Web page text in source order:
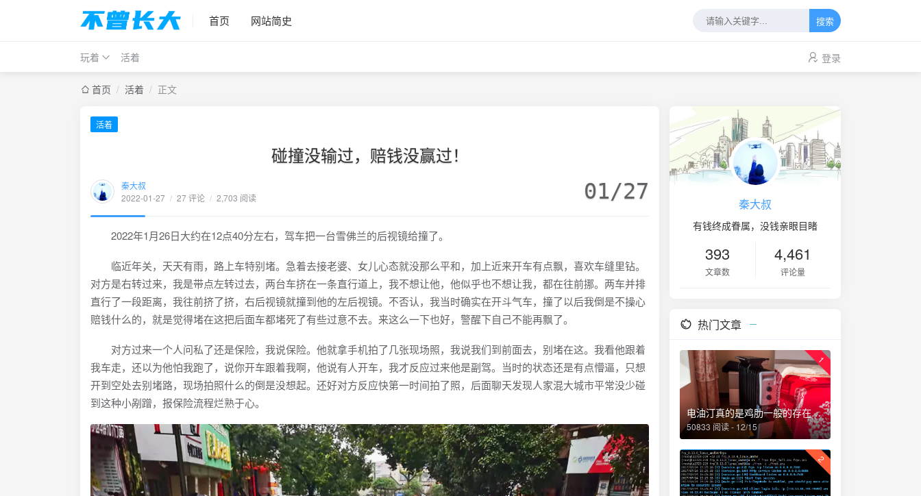
首页 网站简史 搜索
玩着 活着 登录
首页 / 活着 / 正文
活着
碰撞没输过，赔钱没赢过！
秦大叔
2022-01-27 / 27 评论 / 2,703 阅读 01/27
2022年1月26日大约在12点40分左右，驾车把一台雪佛兰的后视镜给撞了。
临近年关，天天有雨，路上车特别堵。急着去接老婆、女儿心态就没那么平和，加上近来开车有点飘，喜欢车缝里钻。
对方是右转过来，我是带点左转过去，两台车挤在一条直行道上，我不想让他，他似乎也不想让我，都在往前挪。两车并排
直行了一段距离，我往前挤了挤，右后视镜就撞到他的左后视镜。不否认，我当时确实在开斗气车，撞了以后我倒是不操心
赔钱什么的，就是觉得堵在这把后面车都堵死了有些过意不去。来这么一下也好，警醒下自己不能再飘了。
对方过来一个人问私了还是保险，我说保险。他就拿手机拍了几张现场照，我说我们到前面去，别堵在这。我看他跟着
我车走，还以为他怕我跑了，说你开车跟着我啊，他说有人开车，我才反应过来他是副驾。当时的状态还是有点懵逼，只想
开到空处去别堵路，现场拍照什么的倒是没想起。还好对方反应快第一时间拍了照，后面聊天发现人家混大城市平常没少碰
到这种小剐蹭，报保险流程烂熟于心。
秦大叔
有钱终成眷属，没钱亲眼目睹
393
文章数
4,461
评论量
热门文章
1
电油汀真的是鸡肋一般的存在，累觉不爱！
50833 阅读 - 12/15
2